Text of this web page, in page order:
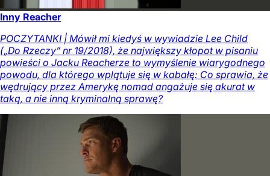
Inny Reacher
POCZYTANKI | Mówił mi kiedyś w wywiadzie Lee Child
(„Do Rzeczy” nr 19/2018), że największy kłopot w pisaniu
powieści o Jacku Reacherze to wymyślenie wiarygodnego
powodu, dla którego wplątuje się w kabałę: Co sprawia, że
wędrujący przez Amerykę nomad angażuje się akurat w
taką, a nie inną kryminalną sprawę?